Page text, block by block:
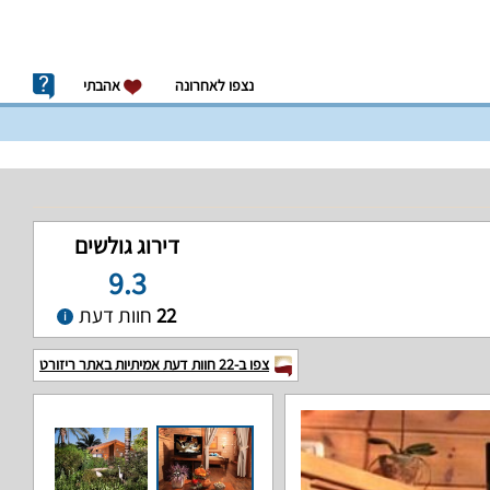
נצפו לאחרונה אהבתי
דירוג גולשים
9.3
22 חוות דעת
צפו ב-22חוות דעת אמיתיות באתר ריזורט